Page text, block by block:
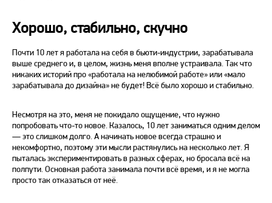
Хорошо, стабильно, скучно
Почти 10 лет я работала на себя в бьюти-индустрии, зарабатывала
выше среднего и, в целом, жизнь меня вполне устраивала. Так что
никаких историй про «работала на нелюбимой работе» или «мало
зарабатывала до дизайна» не будет! Всё было хорошо и стабильно.
Несмотря на это, меня не покидало ощущение, что нужно
попробовать что-то новое. Казалось, 10 лет заниматься одним делом
— это слишком долго. А начинать новое всегда страшно и
некомфортно, поэтому эти мысли растянулись на несколько лет. Я
пыталась экспериментировать в разных сферах, но бросала всё на
полпути. Основная работа занимала почти всё время, и я не могла
просто так отказаться от неё.